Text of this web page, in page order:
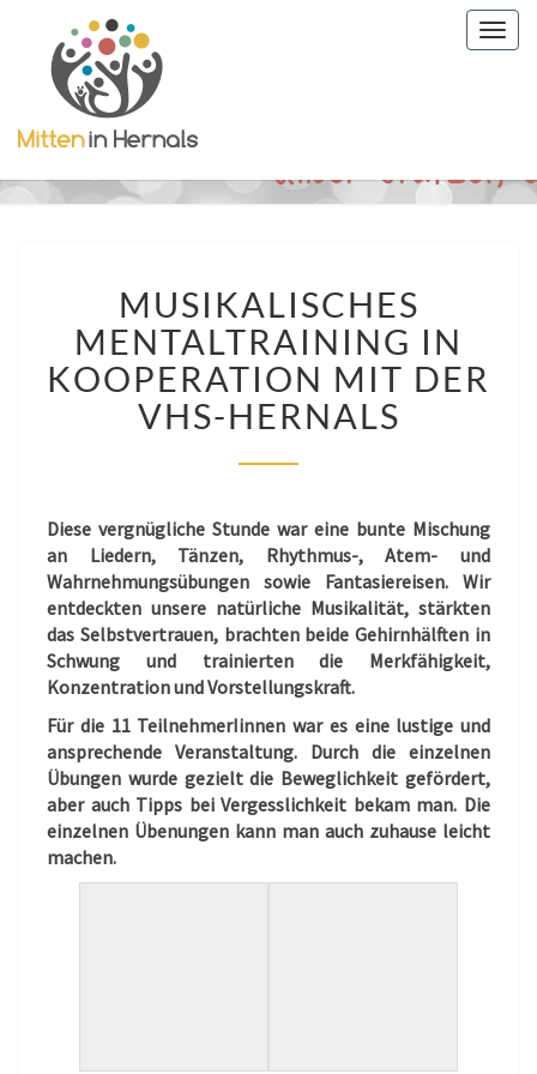
MENTALTRAINING
IN
KOOPERATION
MIT
DER
VHS-
HERNALS
MUSIKALISCHES
MENTALTRAINING IN
KOOPERATION MIT DER
VHS-HERNALS
Diese vergnügliche Stunde war eine bunte Mischung
an Liedern, Tänzen, Rhythmus-, Atem- und
Wahrnehmungsübungen sowie Fantasiereisen. Wir
entdeckten unsere natürliche Musikalität, stärkten
das Selbstvertrauen, brachten beide Gehirnhälften in
Schwung und trainierten die Merkfähigkeit,
Konzentration und Vorstellungskraft.
Für die 11 TeilnehmerIinnen war es eine lustige und
ansprechende Veranstaltung. Durch die einzelnen
Übungen wurde gezielt die Beweglichkeit gefördert,
aber auch Tipps bei Vergesslichkeit bekam man. Die
einzelnen Übenungen kann man auch zuhause leicht
machen.